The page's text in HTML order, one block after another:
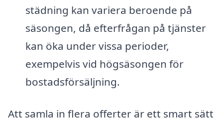
städning kan variera beroende på
säsongen, då efterfrågan på tjänster
kan öka under vissa perioder,
exempelvis vid högsäsongen för
bostadsförsäljning.
Att samla in flera offerter är ett smart sätt